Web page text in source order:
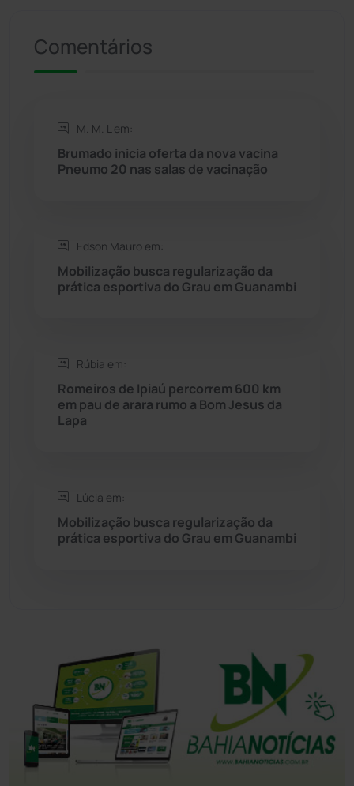
Rio do Antônio
Saúde
Seabra (50)
Sítio do Mato
Sudoeste Baiano (1530)
Tanque Novo
Tecnologia (12)
Comentários
M. M. L em:
Brumado inicia oferta da nova vacina
Pneumo 20 nas salas de vacinação
Edson Mauro em:
Mobilização busca regularização da
prática esportiva do Grau em Guanambi
Rúbia em:
Romeiros de Ipiaú percorrem 600 km
em pau de arara rumo a Bom Jesus da
Lapa
Lúcia em:
Mobilização busca regularização da
prática esportiva do Grau em Guanambi